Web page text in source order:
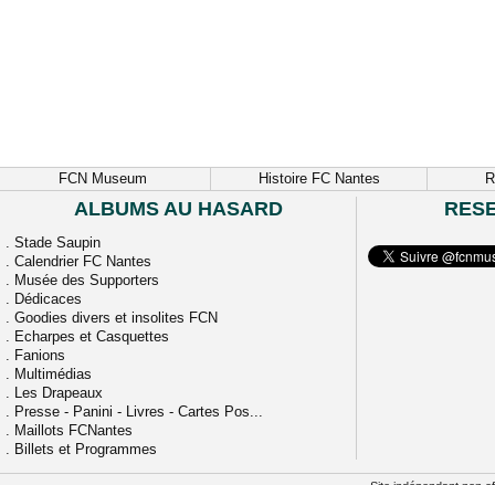
FCN Museum Histoire FC Nantes
ALBUMS AU HASARD
. Stade Saupin
. Calendrier FC Nantes
. Musée des Supporters
. Dédicaces
. Goodies divers et insolites FCN
. Echarpes et Casquettes
. Fanions
. Multimédias
. Les Drapeaux
. Presse - Panini - Livres - Cartes Pos...
. Maillots FCNantes
. Billets et Programmes